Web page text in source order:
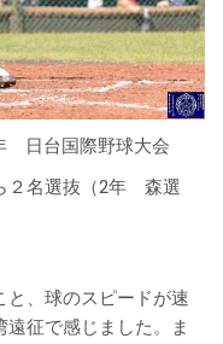
日台国際野球大会
２名選抜（2年 森選
と、球のスピードが速
征で感じました。ま